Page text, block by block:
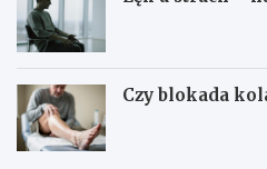
Czy blokada
D
O